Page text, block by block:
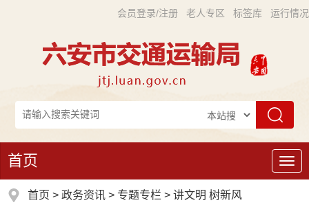
会员登录/注册 老人专区 标签库 运行情况
导
航
首页
首页 > 政务资讯 > 专题专栏 > 讲文明 树新风